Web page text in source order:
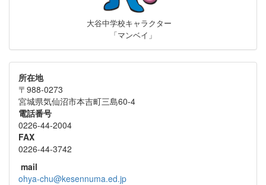
大谷中学校キャラクター
「マンベイ」
所在地
〒988-0273
宮城県気仙沼市本吉町三島60-4
電話番号
0226-44-2004
FAX
0226-44-3742
mail
ohya-chu@kesennuma.ed.jp